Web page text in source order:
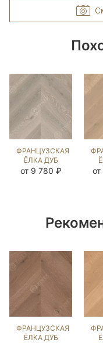
ФРАНЦУЗСКАЯ
ЁЛКА ДУБ
МИЛТА
от 9 780 ₽
ФРАНЦУЗСКАЯ
ЁЛКА ДУБ